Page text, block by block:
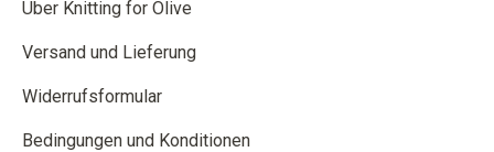
Über Knitting for Olive
Versand und Lieferung
Widerrufsformular
Bedingungen und Konditionen